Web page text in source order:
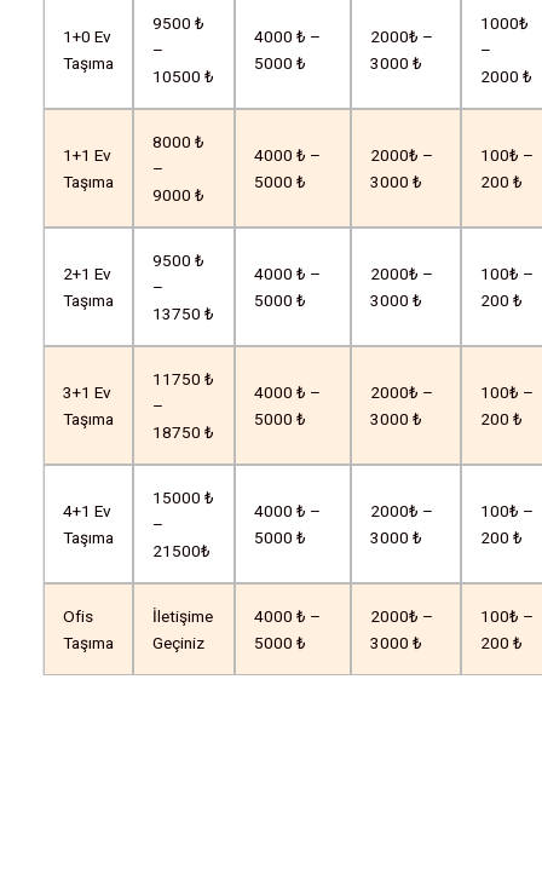
1+0 Ev
Taşıma
9500 ₺
–
10500 ₺
4000 ₺ –
5000 ₺
2000₺ –
3000 ₺
1000₺
–
2000 ₺
1+1 Ev
Taşıma
8000 ₺
–
9000 ₺
4000 ₺ –
5000 ₺
2000₺ –
3000 ₺
100₺ –
200 ₺
2+1 Ev
Taşıma
9500 ₺
–
13750 ₺
4000 ₺ –
5000 ₺
2000₺ –
3000 ₺
100₺ –
200 ₺
3+1 Ev
Taşıma
11750 ₺
–
18750 ₺
4000 ₺ –
5000 ₺
2000₺ –
3000 ₺
100₺ –
200 ₺
4+1 Ev
Taşıma
15000 ₺
–
21500₺
4000 ₺ –
5000 ₺
2000₺ –
3000 ₺
100₺ –
200 ₺
Ofis
Taşıma
İletişime
Geçiniz
4000 ₺ –
5000 ₺
2000₺ –
3000 ₺
100₺ –
200 ₺